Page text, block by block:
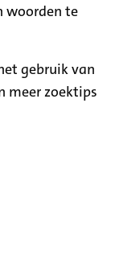
woorden te
gebruik van
meer zoektips